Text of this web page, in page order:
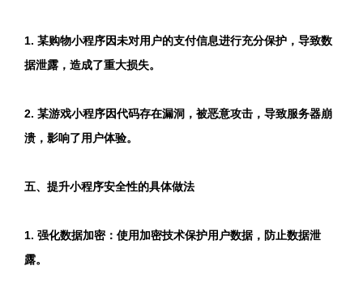
1. 某购物小程序因未对用户的支付信息进行充分保护，导致数
据泄露，造成了重大损失。
2. 某游戏小程序因代码存在漏洞，被恶意攻击，导致服务器崩
溃，影响了用户体验。
五、提升小程序安全性的具体做法
1. 强化数据加密：使用加密技术保护用户数据，防止数据泄
露。